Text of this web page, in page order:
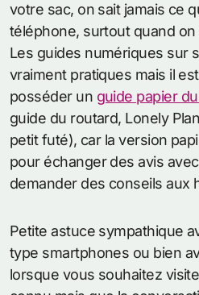
votre sac, on sait jamais ce
téléphone, surtout quand
Les guides numériques sur
vraiment pratiques mais il
posséder un guide papier
guide du routard, Lonely
petit futé), car la version
pour échanger des avis
demander des conseils aux
Petite astuce sympathique
type smartphones ou bien
lorsque vous souhaitez